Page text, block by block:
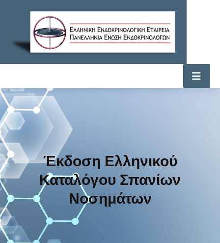
Έκδοση Ελληνικού
Καταλόγου Σπανίων
Νοσημάτων